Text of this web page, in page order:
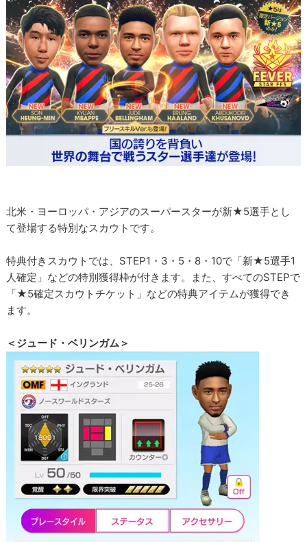
北米・ヨーロッパ・アジアのスーパースターが新★5選手とし
て登場する特別なスカウトです。
特典付きスカウトでは、STEP1・3・5・8・10で「新★5選手1
人確定」などの特別獲得枠が付きます。また、すべてのSTEPで
「★5確定スカウトチケット」などの特典アイテムが獲得でき
ます。
＜ジュード・ベリンガム＞